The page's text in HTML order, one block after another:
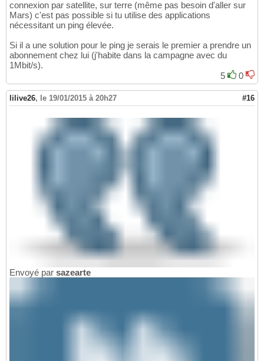
connexion par satellite, sur terre (même pas besoin d'aller sur
Mars) c'est pas possible si tu utilise des applications
nécessitant un ping élevée.
Si il a une solution pour le ping je serais le premier a prendre un
abonnement chez lui (j'habite dans la campagne avec du
1Mbit/s).
5
0
lilive26, le 19/01/2015 à 20h27 #16
Envoyé par sazearte